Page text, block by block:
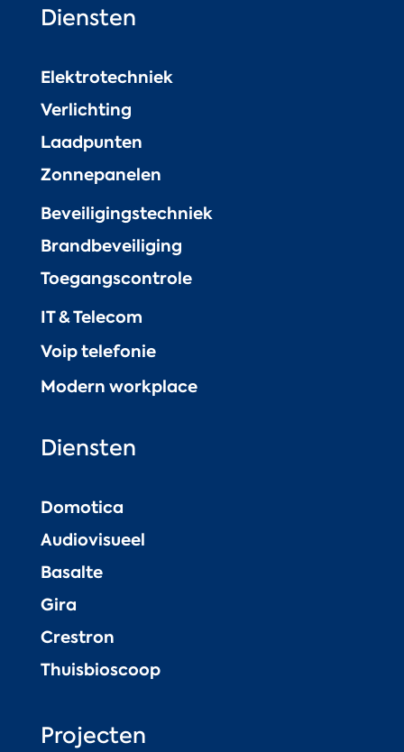
Diensten
Elektrotechniek
Verlichting
Laadpunten
Zonnepanelen
Beveiligingstechniek
Brandbeveiliging
Toegangscontrole
IT & Telecom
Voip telefonie
Modern workplace
Diensten
Domotica
Audiovisueel
Basalte
Gira
Crestron
Thuisbioscoop
Projecten